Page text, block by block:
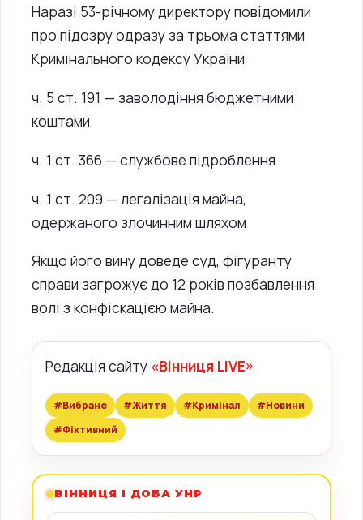
Наразі 53-річному директору повідомили
про підозру одразу за трьома статтями
Кримінального кодексу України:
ч. 5 ст. 191 — заволодіння бюджетними
коштами
ч. 1 ст. 366 — службове підроблення
ч. 1 ст. 209 — легалізація майна,
одержаного злочинним шляхом
Якщо його вину доведе суд, фігуранту
справи загрожує до 12 років позбавлення
волі з конфіскацією майна.
Редакція сайту «Вінниця LIVE»
#Вибране #Життя #Кримінал
#Новини
#Фіктивний
ВІННИЦЯ І ДОБА УНР